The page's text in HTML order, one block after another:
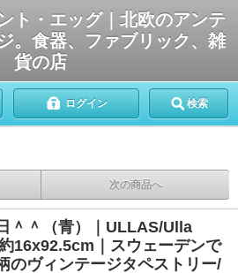
ト・エッグ｜北欧のアンテ
。食器、ファブリック、雑
貨の店
ログイン 検索
次の商品へ
＾＾（青）｜ULLAS/Ulla
16x92.5cm｜スウェーデンで
のヴィンテージタペストリー/